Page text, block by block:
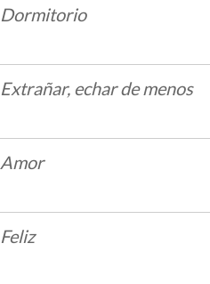
Dormitorio
Extrañar, echar de menos
Amor
Feliz